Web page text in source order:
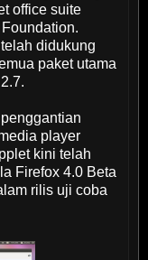
office suite
didukung
paket utama
player
kini telah
Firefox 4.0 Beta
rilis uji coba